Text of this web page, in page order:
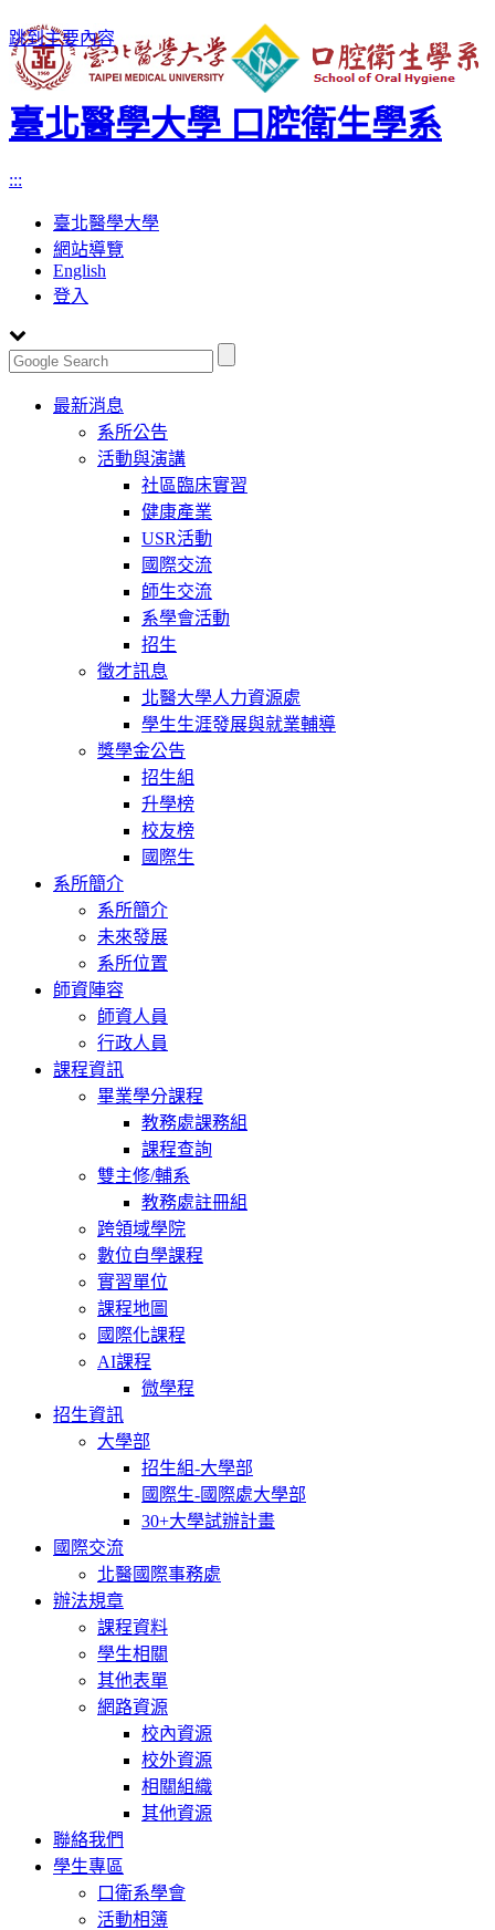
跳到主要內容
臺北醫學大學 口腔衛生學系
:::
臺北醫學大學
網站導覽
English
登入
Toggle
navigation
最新消息
系所公告
活動與演講
社區臨床實習
健康產業
USR活動
國際交流
師生交流
系學會活動
招生
徵才訊息
北醫大學人力資源處
學生生涯發展與就業輔導
獎學金公告
招生組
升學榜
校友榜
國際生
系所簡介
系所簡介
未來發展
系所位置
師資陣容
師資人員
行政人員
課程資訊
畢業學分課程
教務處課務組
課程查詢
雙主修/輔系
教務處註冊組
跨領域學院
數位自學課程
實習單位
課程地圖
國際化課程
AI課程
微學程
招生資訊
大學部
招生組-大學部
國際生-國際處大學部
30+大學試辦計畫
國際交流
北醫國際事務處
辦法規章
課程資料
學生相關
其他表單
網路資源
校內資源
校外資源
相關組織
其他資源
聯絡我們
學生專區
口衛系學會
活動相簿